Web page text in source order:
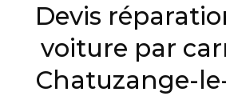
Devis
voiture par
Chatuzange-